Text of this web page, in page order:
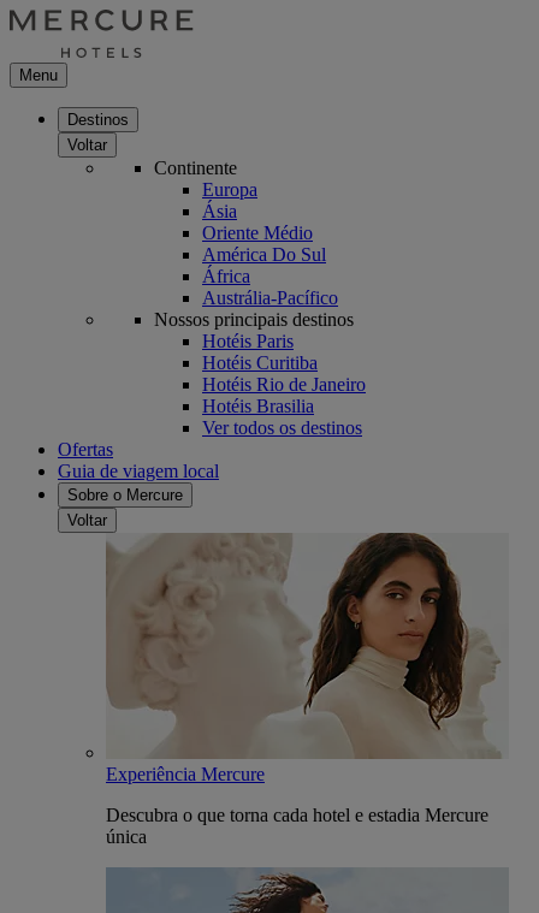
Menu
Destinos
Voltar
Continente
Europa
Ásia
Oriente Médio
América Do Sul
África
Austrália-Pacífico
Nossos principais destinos
Hotéis Paris
Hotéis Curitiba
Hotéis Rio de Janeiro
Hotéis Brasilia
Ver todos os destinos
Ofertas
Guia de viagem local
Sobre o Mercure
Voltar
Experiência Mercure
Descubra o que torna cada hotel e estadia Mercure
única